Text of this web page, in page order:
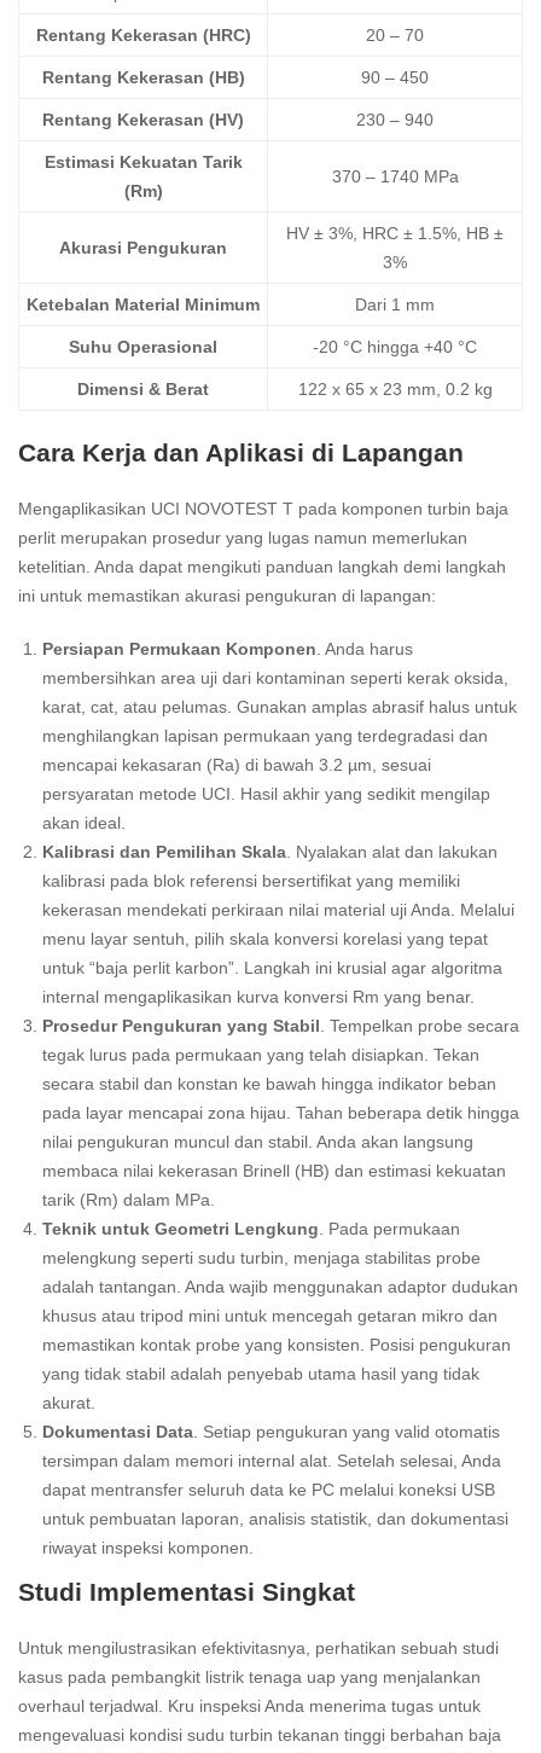
Rentang Kekerasan (HRC) 20 – 70
Rentang Kekerasan (HB) 90 – 450
Rentang Kekerasan (HV) 230 – 940
Estimasi Kekuatan Tarik
(Rm)
370 – 1740 MPa
Akurasi Pengukuran
HV ± 3%, HRC ± 1.5%, HB ±
3%
Ketebalan Material Minimum Dari 1 mm
Suhu Operasional -20 °C hingga +40 °C
Dimensi & Berat 122 x 65 x 23 mm, 0.2 kg
Cara Kerja dan Aplikasi di Lapangan
Mengaplikasikan UCI NOVOTEST T pada komponen turbin baja
perlit merupakan prosedur yang lugas namun memerlukan
ketelitian. Anda dapat mengikuti panduan langkah demi langkah
ini untuk memastikan akurasi pengukuran di lapangan:
Persiapan Permukaan Komponen . Anda harus
membersihkan area uji dari kontaminan seperti kerak oksida,
karat, cat, atau pelumas. Gunakan amplas abrasif halus untuk
menghilangkan lapisan permukaan yang terdegradasi dan
mencapai kekasaran (Ra) di bawah 3.2 µm, sesuai
persyaratan metode UCI. Hasil akhir yang sedikit mengilap
akan ideal.
Kalibrasi dan Pemilihan Skala . Nyalakan alat dan lakukan
kalibrasi pada blok referensi bersertifikat yang memiliki
kekerasan mendekati perkiraan nilai material uji Anda. Melalui
menu layar sentuh, pilih skala konversi korelasi yang tepat
untuk “baja perlit karbon”. Langkah ini krusial agar algoritma
internal mengaplikasikan kurva konversi Rm yang benar.
Prosedur Pengukuran yang Stabil . Tempelkan probe secara
tegak lurus pada permukaan yang telah disiapkan. Tekan
secara stabil dan konstan ke bawah hingga indikator beban
pada layar mencapai zona hijau. Tahan beberapa detik hingga
nilai pengukuran muncul dan stabil. Anda akan langsung
membaca nilai kekerasan Brinell (HB) dan estimasi kekuatan
tarik (Rm) dalam MPa.
Teknik untuk Geometri Lengkung . Pada permukaan
melengkung seperti sudu turbin, menjaga stabilitas probe
adalah tantangan. Anda wajib menggunakan adaptor dudukan
khusus atau tripod mini untuk mencegah getaran mikro dan
memastikan kontak probe yang konsisten. Posisi pengukuran
yang tidak stabil adalah penyebab utama hasil yang tidak
akurat.
Dokumentasi Data . Setiap pengukuran yang valid otomatis
tersimpan dalam memori internal alat. Setelah selesai, Anda
dapat mentransfer seluruh data ke PC melalui koneksi USB
untuk pembuatan laporan, analisis statistik, dan dokumentasi
riwayat inspeksi komponen.
Studi Implementasi Singkat
Untuk mengilustrasikan efektivitasnya, perhatikan sebuah studi
kasus pada pembangkit listrik tenaga uap yang menjalankan
overhaul terjadwal. Kru inspeksi Anda menerima tugas untuk
mengevaluasi kondisi sudu turbin tekanan tinggi berbahan baja